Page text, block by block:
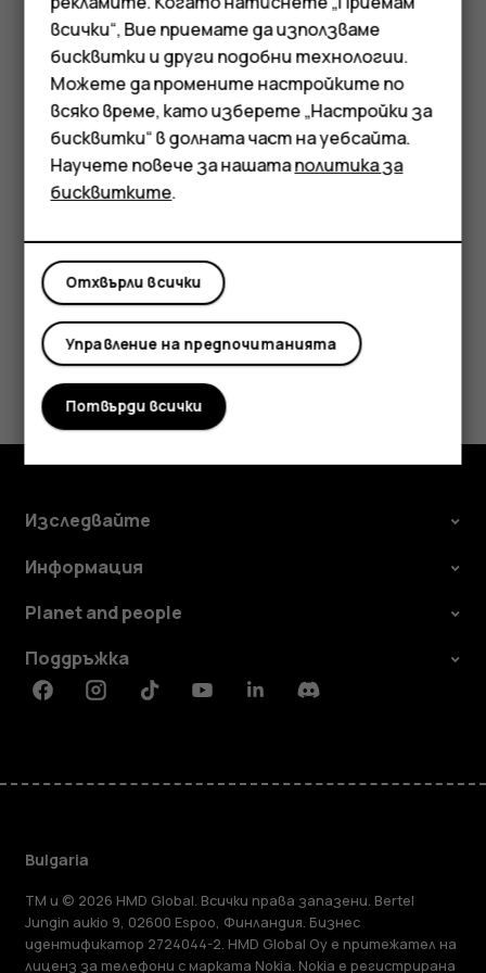
Смартфони
Мобилни телефони
Аксесоари
Таблети
Съвет:За да редактирате събитие,
докоснете събитието иmode_edit и редактирайте
подробностите.
Изтриване на среща
Докоснете срещата.
Полезен ли беше този отговор?
Да Не
Изследвайте
Информация
Planet and people
Поддръжка
FacebookInstagramTiktokYoutubeLinkedinDiscord
Bulgaria
TM и © 2026 HMD Global. Всички права запазени. Bertel
Jungin aukio 9, 02600 Espoo, Финландия. Бизнес
идентификатор 2724044-2. HMD Global Oy е притежател на
лиценз за телефони с марката Nokia. Nokia е регистрирана
всички“, Вие приемате да използваме
бисквитки и други подобни технологии.
Можете да промените настройките по
всяко време, като изберете „Настройки за
бисквитки“ в долната част на уебсайта.
Научете повече за нашатаполитика за
бисквитките.
Отхвърли всички
Управление на предпочитанията
Потвърди всички